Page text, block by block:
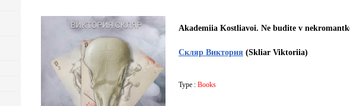
Akademiia Kostliavoi. Ne budite v
Скляр Виктория (Skliar Viktoriia)
Type : Books